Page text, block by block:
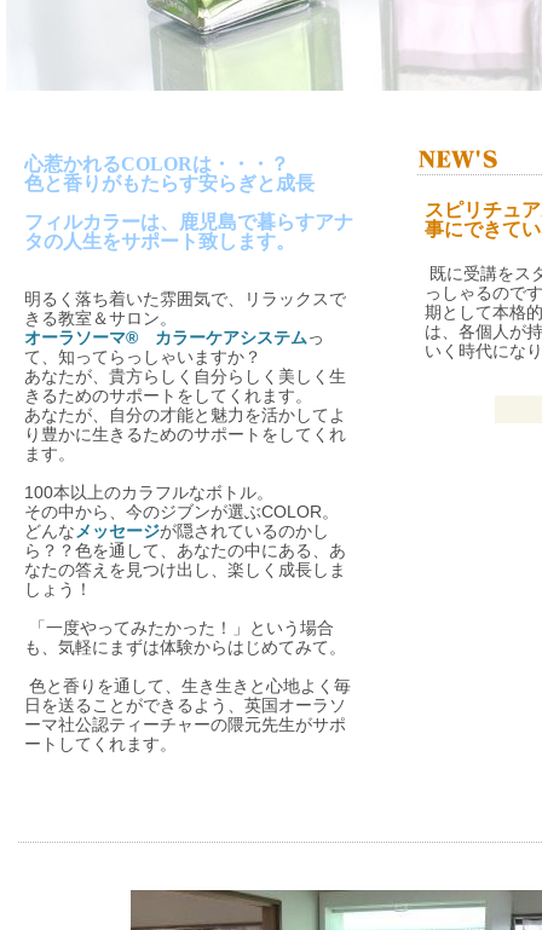
心惹かれるCOLORは・・・？
色と香りがもたらす安らぎと成長
フィルカラーは、鹿児島で暮らすアナ
タの人生をサポート致します。
明るく落ち着いた雰囲気で、リラックスで
きる教室＆サロン。
オーラソーマ® カラーケアシステムっ
て、知ってらっしゃいますか？
あなたが、貴方らしく自分らしく美しく生
きるためのサポートをしてくれます。
あなたが、自分の才能と魅力を活かしてよ
り豊かに生きるためのサポートをしてくれ
ます。
100本以上のカラフルなボトル。
その中から、今のジブンが選ぶCOLOR。
どんな メッセージが隠されているのかし
ら？？色を通して、あなたの中にある、あ
なたの答えを見つけ出し、楽しく成長しま
しょう！
「一度やってみたかった！」という場合
も、気軽にまずは体験からはじめてみて。
色と香りを通して、生き生きと心地よく毎
日を送ることができるよう、 英国オーラソ
ーマ社公認ティーチャーの隈元先生がサポ
ートしてくれます。
スピリチュ
事にできて
既に受講をス
っしゃるので
期として本格
は、各個人が
いく時代にな